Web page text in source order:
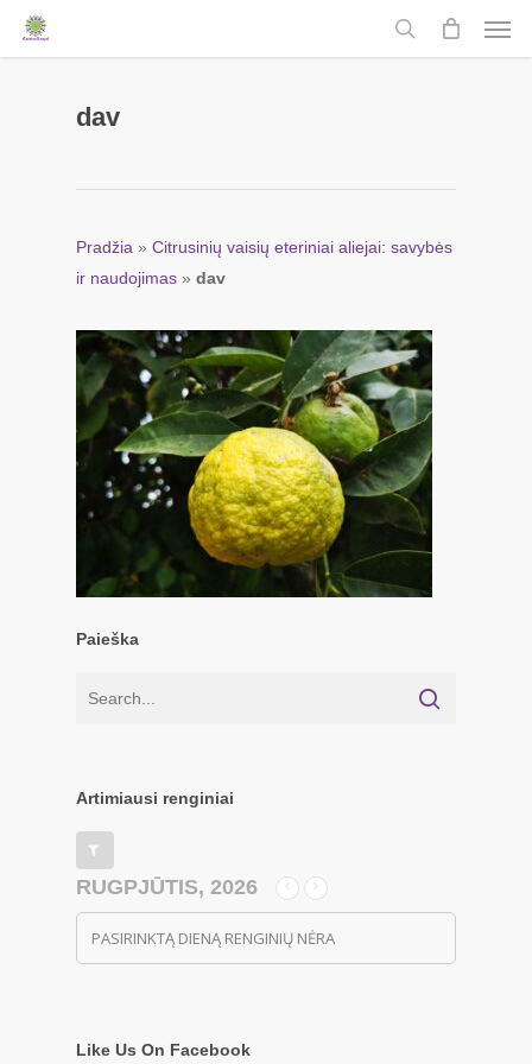
Skip
search
dav
Pradžia » Citrusinių vaisių eteriniai aliejai: savybės
ir naudojimas » dav
Paieška
Artimiausi renginiai
RUGPJŪTIS, 2026
PASIRINKTĄ DIENĄ RENGINIŲ NĖRA
Like Us On Facebook